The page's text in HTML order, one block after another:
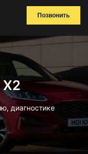
Позвонить
диагностике